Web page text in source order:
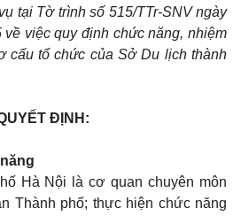
tại Tờ trình số 515/TTr-SNV ngày
về việc quy định chức năng, nhiệm
cấu tổ chức của Sở Du lịch thành
ĐỊNH:
Hà Nội là cơ quan chuyên môn
Thành phố; thực hiện chức năng